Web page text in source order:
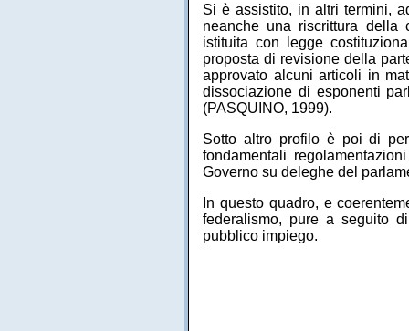
Si è assistito, in altri termini,
neanche una riscrittura della
istituita con legge
proposta di revisione della
approvato alcuni articoli in
dissociazione di esponenti
(PASQUINO, 1999).
Sotto altro profilo è poi di
fondamentali
Governo su deleghe del
In questo quadro, e
federalismo, pure a seguito
pubblico impiego.